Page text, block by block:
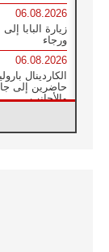
06.08.2026
زيارة البابا
ورجاء
06.08.2026
الكاردينال
حاضرين إلى
والأجانب
البابا لاوُن